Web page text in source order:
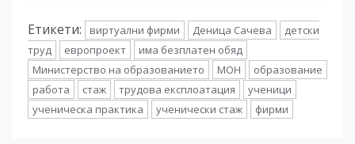
Етикети: виртуални фирми Деница Сачева
детски
труд
европроект
има безплатен обяд
Министерство на образованието
МОН
образование
работа
стаж трудова експлоатация
ученици
ученическа практика
ученически стаж фирми